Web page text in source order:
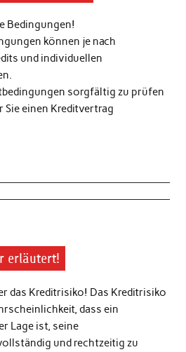
Bedingungen!
können je nach
und individuellen
sorgfältig zu prüfen
Sie einen Kreditvertrag
erläutert!
das Kreditrisiko! Das Kreditrisiko
dass ein
Lage ist, seine
und rechtzeitig zu